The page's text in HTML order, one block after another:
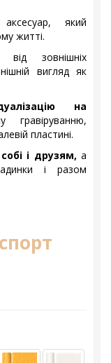
який
житті.
від зовнішніх
вигляд як
на
гравіруванню,
пластині.
і друзям, а
і разом